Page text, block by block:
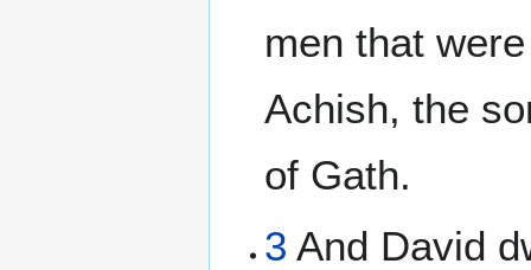
men that
Achish, the
of Gath.
3 And David